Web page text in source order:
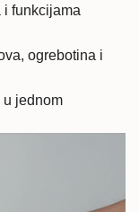
i funkcijama
ogrebotina i
u jednom